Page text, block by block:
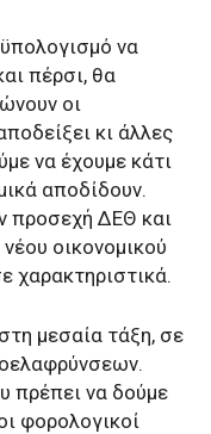
να
πέρσι, θα
οι
κι άλλες
να έχουμε κάτι
αποδίδουν.
προσεχή ΔΕΘ και
οικονομικού
χαρακτηριστικά.
μεσαία τάξη, σε
πρέπει να δούμε
φορολογικοί